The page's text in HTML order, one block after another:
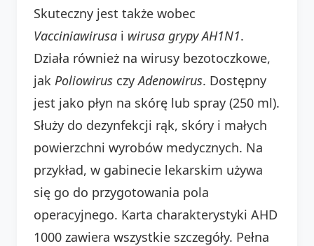
Skuteczny jest także wobec
Vacciniawirusa i wirusa grypy AH1N1.
Działa również na wirusy bezotoczkowe,
jak Poliowirus czyAdenowirus. Dostępny
jest jako płyn na skórę lub spray (250 ml).
Służy do dezynfekcji rąk, skóry i małych
powierzchni wyrobów medycznych. Na
przykład, w gabinecie lekarskim używa
się go do przygotowania pola
operacyjnego. Karta charakterystyki AHD
1000 zawiera wszystkie szczegóły. Pełna